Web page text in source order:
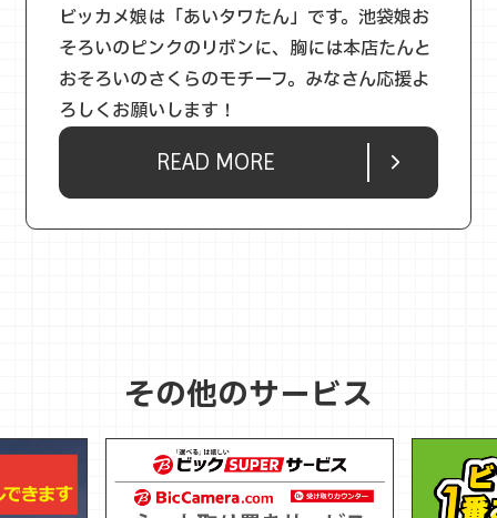
ビッカメ娘は「あいタワたん」です。池袋娘お
そろいのピンクのリボンに、胸には本店たんと
おそろいのさくらのモチーフ。みなさん応援よ
ろしくお願いします！
READ MORE
その他のサービス